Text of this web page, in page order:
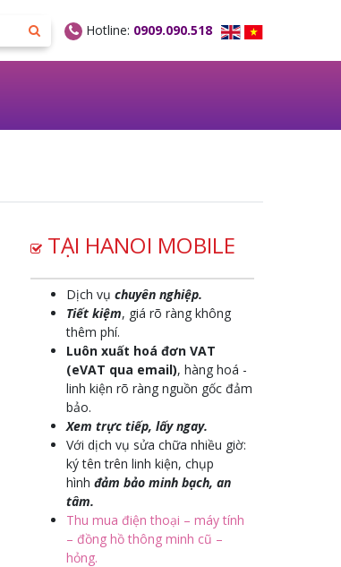
Hotline: 0909.090.518
TẠI HANOI MOBILE
Dịch vụ chuyên nghiệp.
Tiết kiệm, giá rõ ràng không
thêm phí.
Luôn xuất hoá đơn VAT
(eVAT qua email), hàng hoá -
linh kiện rõ ràng nguồn gốc đảm
bảo.
Xem trực tiếp, lấy ngay.
Với dịch vụ sửa chữa nhiều giờ:
ký tên trên linh kiện, chụp
hình đảm bảo minh bạch, an
tâm.
Thu mua điện thoại – máy tính
– đồng hồ thông minh cũ –
hỏng.